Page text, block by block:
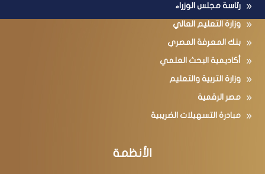
رئاسة مجلس الوزراء
وزارة التعليم العالي
بنك المعرفة المصري
أكاديمية البحث العلمي
وزارة التربية والتعليم
مصر الرقمية
مبادرة التسهيلات الضريبية
الأنظمة